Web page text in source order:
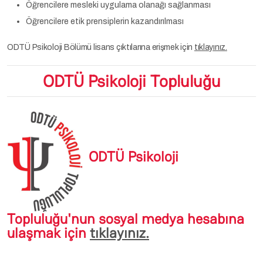
Öğrencilere mesleki uygulama olanağı sağlanması
Öğrencilere etik prensiplerin kazandırılması
ODTÜ Psikoloji Bölümü lisans çıktılarına erişmek için tıklayınız.
ODTÜ Psikoloji Topluluğu
ODTÜ Psikoloji
Topluluğu'nun sosyal medya hesabına
ulaşmak için tıklayınız.